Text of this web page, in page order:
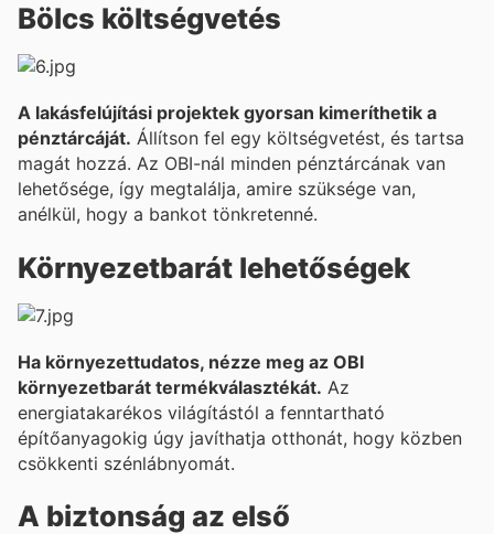
Bölcs költségvetés
A lakásfelújítási projektek gyorsan kimeríthetik a
pénztárcáját. Állítson fel egy költségvetést, és tartsa
magát hozzá. Az OBI-nál minden pénztárcának van
lehetősége, így megtalálja, amire szüksége van,
anélkül, hogy a bankot tönkretenné.
Környezetbarát lehetőségek
Ha környezettudatos, nézze meg az OBI
környezetbarát termékválasztékát. Az
energiatakarékos világítástól a fenntartható
építőanyagokig úgy javíthatja otthonát, hogy közben
csökkenti szénlábnyomát.
A biztonság az első